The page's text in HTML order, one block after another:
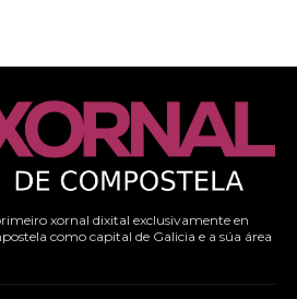
xornal dixital exclusivamente en
como capital de Galicia e a súa área